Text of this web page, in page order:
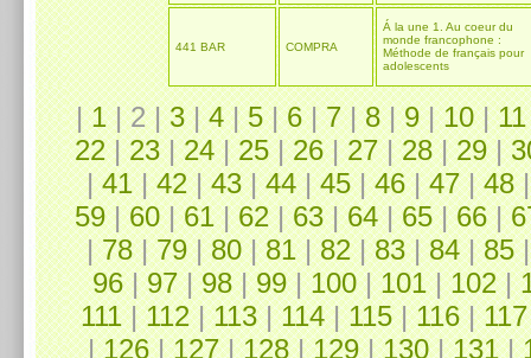
441 BAR COMPRA
Á la une 1. Au coeur du
monde francophone :
Méthode de français pour
adolescents
|1| 2 |3|4|5|6|7|8|9|10|11
22|23|24|25|26|27|28|29|
|41|42|43|44|45|46|47|48
59|60|61|62|63|64|65|66|
|78|79|80|81|82|83|84|85
96|97|98|99|100|101|102|
111|112|113|114|115|116|117
|126|127|128|129|130|131|